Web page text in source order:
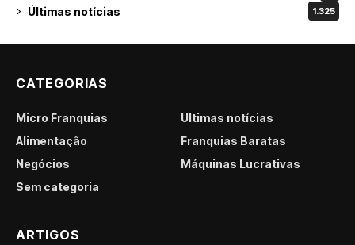
Últimas notícias 1.325
CATEGORIAS
Micro Franquias
Últimas notícias
Alimentação
Franquias Baratas
Negócios
Máquinas Lucrativas
Sem categoria
ARTIGOS